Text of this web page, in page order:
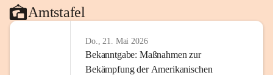
Amtstafel
Do., 21. Mai 2026
Bekanntgabe: Maßnahmen zur
Bekämpfung der Amerikanischen